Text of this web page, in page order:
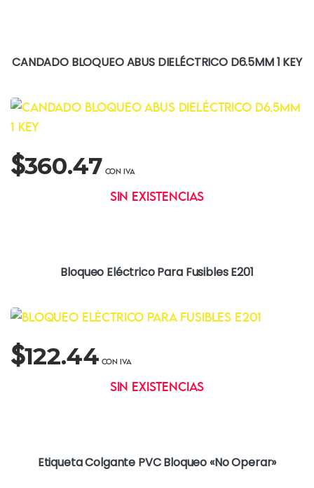
CANDADO BLOQUEO ABUS DIELÉCTRICO D6.5MM 1 KEY
$360.47
Sin existencias
Bloqueo Eléctrico Para Fusibles E201
$122.44
Sin existencias
Etiqueta Colgante PVC Bloqueo «No Operar»